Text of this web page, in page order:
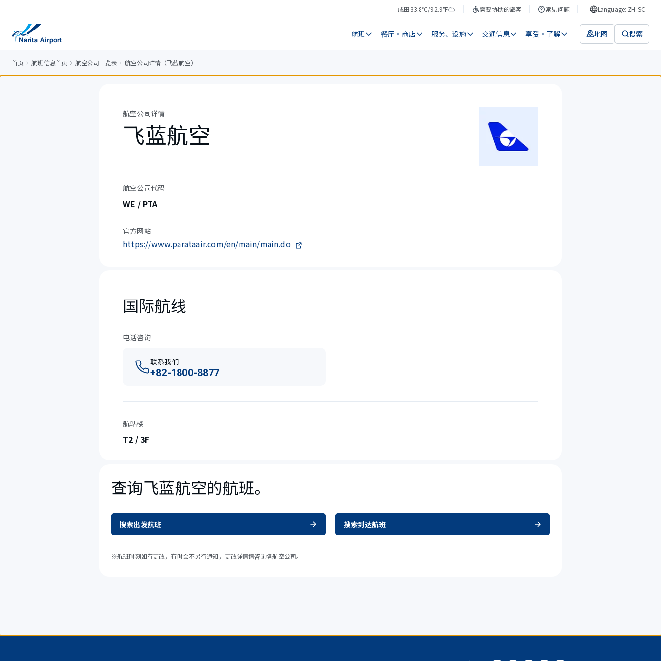
成田
气
33.8℃/92.9°F
天
需要协助的旅客 常见问题 Language: ZH-SC
航班 餐厅・商店 服务、设施 交通信息 享受・了解 地图 搜索
首页 航班信息首页 航空公司一览表 航空公司详情（飞蓝航空）
航空公司详情
飞蓝航空
航空公司代码
WE / PTA
官方网站
https://www.parataair.com/en/main/main.do
国际航线
电话咨询
联系我们
+82-1800-8877
航站楼
T2 / 3F
查询飞蓝航空的航班。
搜索出发航班 搜索到达航班
※航班时刻如有更改，有时会不另行通知，更改详情请咨询各航空公司。